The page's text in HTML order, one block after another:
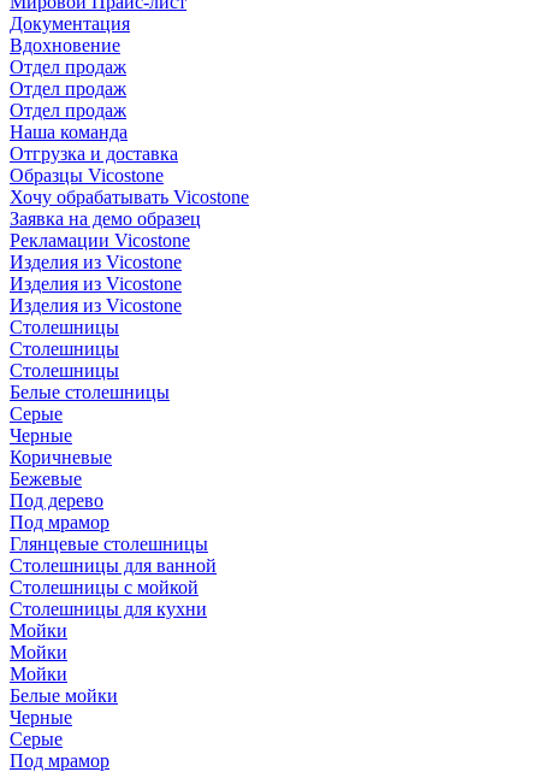
Документация
Вдохновение
Отдел продаж
Отдел продаж
Отдел продаж
Наша команда
Отгрузка и доставка
Образцы Vicostone
Хочу обрабатывать Vicostone
Заявка на демо образец
Рекламации Vicostone
Изделия из Vicostone
Изделия из Vicostone
Изделия из Vicostone
Столешницы
Столешницы
Столешницы
Белые столешницы
Серые
Черные
Коричневые
Бежевые
Под дерево
Под мрамор
Глянцевые столешницы
Столешницы для ванной
Столешницы с мойкой
Столешницы для кухни
Мойки
Мойки
Мойки
Белые мойки
Черные
Серые
Под мрамор